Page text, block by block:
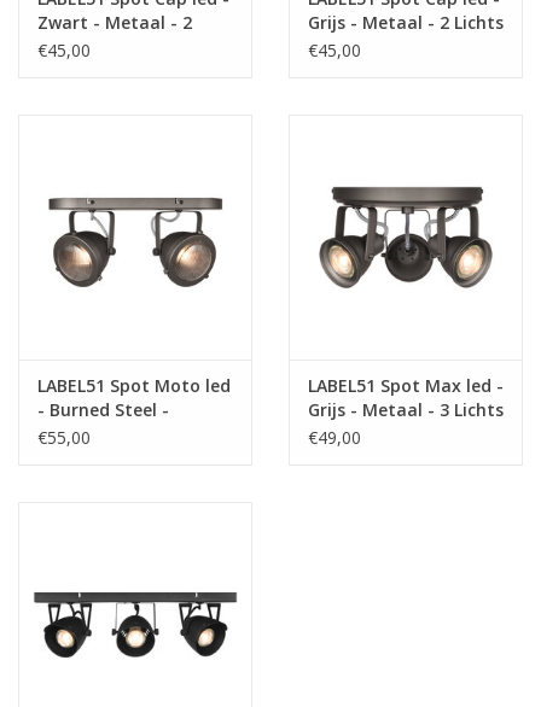
Zwart - Metaal - 2
Lichts
€45,00
Grijs - Metaal - 2 Lichts
€45,00
LABEL51 Spot Moto led
- Burned Steel -
Metaal - 2 Lichts
€55,00
LABEL51 Spot Max led -
Grijs - Metaal - 3 Lichts
€49,00